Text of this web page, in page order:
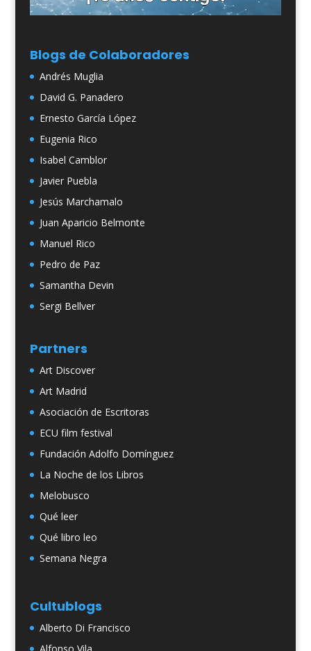
Blogs de Colaboradores
Andrés Muglia
David G. Panadero
Ernesto García López
Eugenia Rico
Isabel Camblor
Javier Puebla
Jesús Marchamalo
Juan Aparicio Belmonte
Manuel Rico
Pedro de Paz
Samantha Devin
Sergi Bellver
Partners
Art Discover
Art Madrid
Asociación de Escritoras
ECU film festival
Fundación Adolfo Domínguez
La Noche de los Libros
Melobusco
Qué leer
Qué libro leo
Semana Negra
Cultublogs
Alberto Di Francisco